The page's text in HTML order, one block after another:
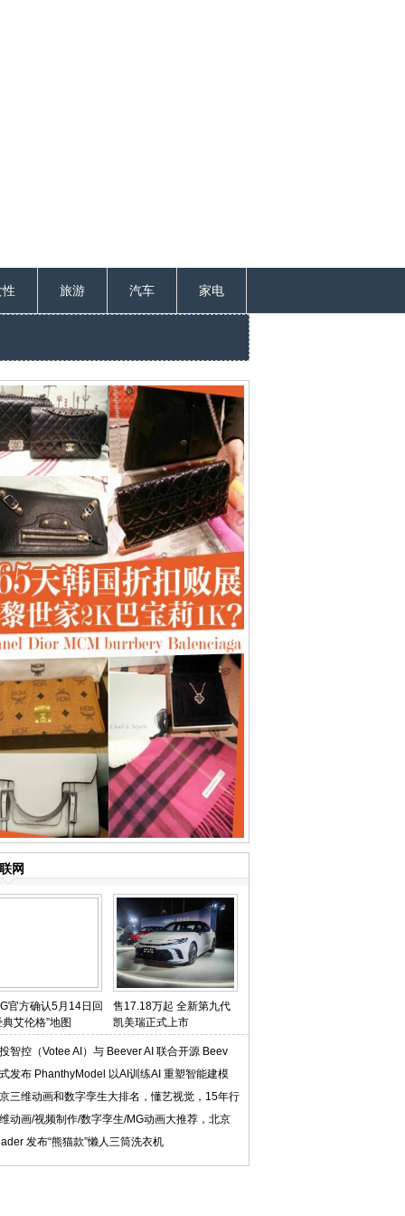
旅游 汽车 家电
网
官方确认5月14日回
典艾伦格”地图
售17.18万起 全新第九代
凯美瑞正式上市
智控（Votee AI）与 Beever AI 联合开源 Beev
发布 PhanthyModel 以AI训练AI 重塑智能建模
三维动画和数字孪生大排名，懂艺视觉，15年行
动画/视频制作/数字孪生/MG动画大推荐，北京
发布“熊猫款”懒人三筒洗衣机